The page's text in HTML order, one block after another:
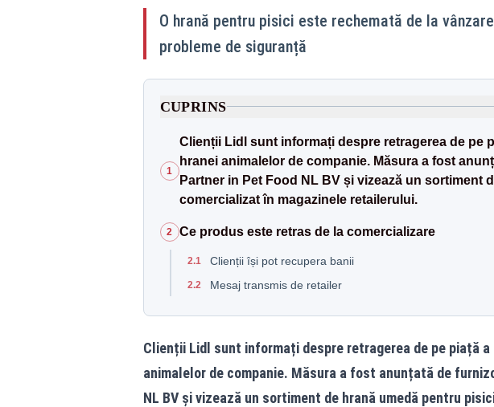
O hrană pentru pisici este rechemată de la
probleme de siguranță
CUPRINS
1
Clienții Lidl sunt informați despre retragerea de pe
hranei animalelor de companie. Măsura a fost
Partner in Pet Food NL BV și vizează un sortiment
comercializat în magazinele retailerului.
2 Ce produs este retras de la comercializare
2.1 Clienții își pot recupera banii
2.2 Mesaj transmis de retailer
Clienții Lidl sunt informați despre retragerea de pe piață
animalelor de companie. Măsura a fost anunțată de
NL BV și vizează un sortiment de hrană umedă pentru